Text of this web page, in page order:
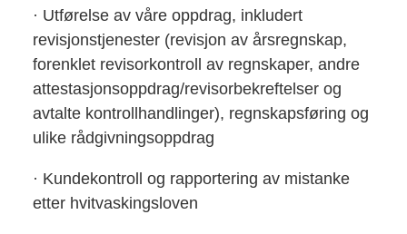
· Utførelse av våre oppdrag, inkludert
revisjonstjenester (revisjon av årsregnskap,
forenklet revisorkontroll av regnskaper, andre
attestasjonsoppdrag/revisorbekreftelser og
avtalte kontrollhandlinger), regnskapsføring og
ulike rådgivningsoppdrag
· Kundekontroll og rapportering av mistanke
etter hvitvaskingsloven